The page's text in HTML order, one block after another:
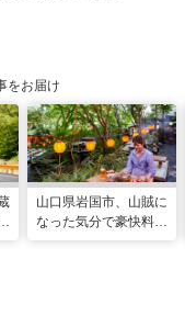
をお届け
山口県岩国市、山賊に
なった気分で豪快料理